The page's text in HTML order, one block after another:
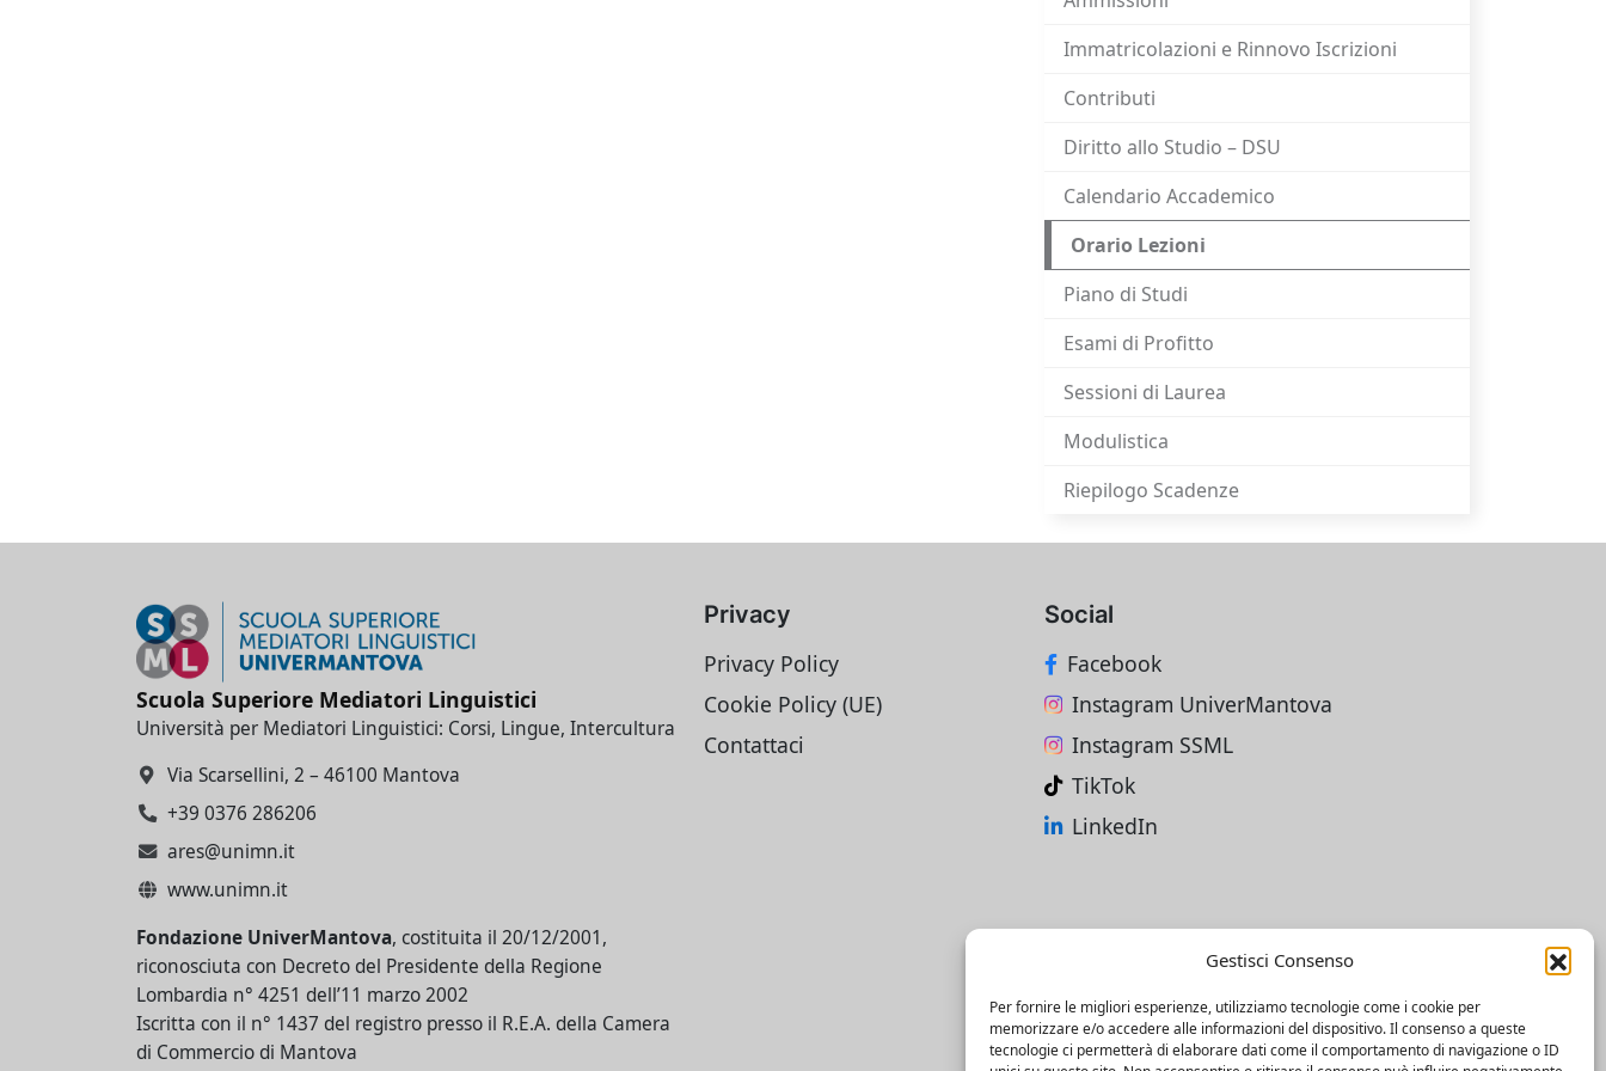
Gestisci Consenso
Per fornire le migliori esperienze, utilizziamo tecnologie come i cookie per
memorizzare e/o accedere alle informazioni del dispositivo. Il consenso a queste
tecnologie ci permetterà di elaborare dati come il comportamento di navigazione o ID
Immatricolazioni e Rinnovo Iscrizioni
Contributi
Diritto allo Studio – DSU
Calendario Accademico
Orario Lezioni
Piano di Studi
Esami di Profitto
Sessioni di Laurea
Modulistica
Riepilogo Scadenze
Scuola Superiore Mediatori Linguistici
Università per Mediatori Linguistici: Corsi, Lingue, Intercultura
Via Scarsellini, 2 – 46100 Mantova
+39 0376 286206
ares@unimn.it
www.unimn.it
Fondazione UniverMantova, costituita il 20/12/2001,
riconosciuta con Decreto del Presidente della Regione
Lombardia n° 4251 dell’11 marzo 2002
Iscritta con il n° 1437 del registro presso il R.E.A. della Camera
di Commercio di Mantova
Privacy
Privacy Policy
Cookie Policy (UE)
Contattaci
Social
Facebook
Instagram UniverMantova
Instagram SSML
TikTok
LinkedIn